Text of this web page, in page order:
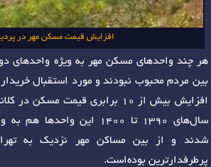
افزایش قیمت مسکن مهر در
هر چند واحدهای مسکن مهر به ویژه واحدهای
بین مردم محبوب نبودند و مورد استقبال
افزایش بیش از 10 برابری قیمت
سال‌های 1390 تا 1400 این
شدند و از بین مساکن مهر نزدیک به
پرطرفدارترین بوده‌است.